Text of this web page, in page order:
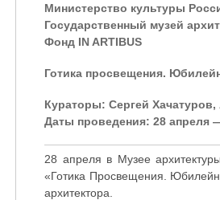
Министерство культуры
Государственный музей
Фонд IN ARTIBUS
Готика просвещения.
Кураторы: Сергей
Даты проведения: 28 апреля
28 апреля в Музее
«Готика Просвещения.
архитектора.